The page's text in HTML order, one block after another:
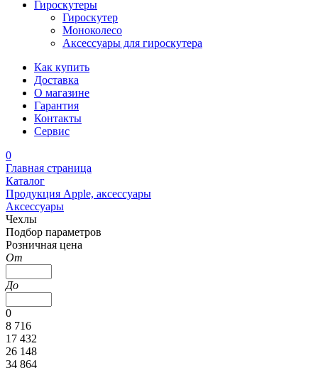
Гироскутеры
Гироскутер
Моноколесо
Аксессуары для гироскутера
Как купить
Доставка
О магазине
Гарантия
Контакты
Сервис
0
Главная страница
Каталог
Продукция Apple, аксессуары
Аксессуары
Чехлы
Подбор параметров
Розничная цена
От
До
0
8 716
17 432
26 148
34 864